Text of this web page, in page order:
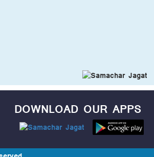
DOWNLOAD OUR APPS